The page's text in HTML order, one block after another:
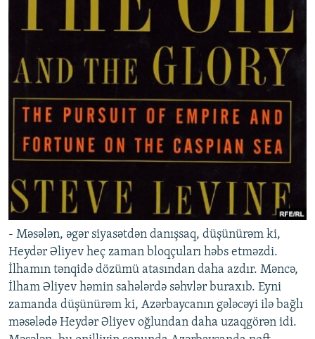
- Məsələn, əgər siyasətdən danışsaq, düşünürəm ki,
Heydər Əliyev heç zaman bloqçuları həbs etməzdi.
İlhamın tənqidə dözümü atasından daha azdır. Məncə,
İlham Əliyev həmin sahələrdə səhvlər buraxıb. Eyni
zamanda düşünürəm ki, Azərbaycanın gələcəyi ilə bağlı
məsələdə Heydər Əliyev oğlundan daha uzaqgörən idi.